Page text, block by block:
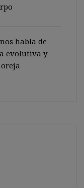
habla de
evolutiva y